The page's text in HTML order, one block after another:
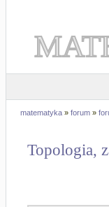
matematyka » forum »
Topologia,